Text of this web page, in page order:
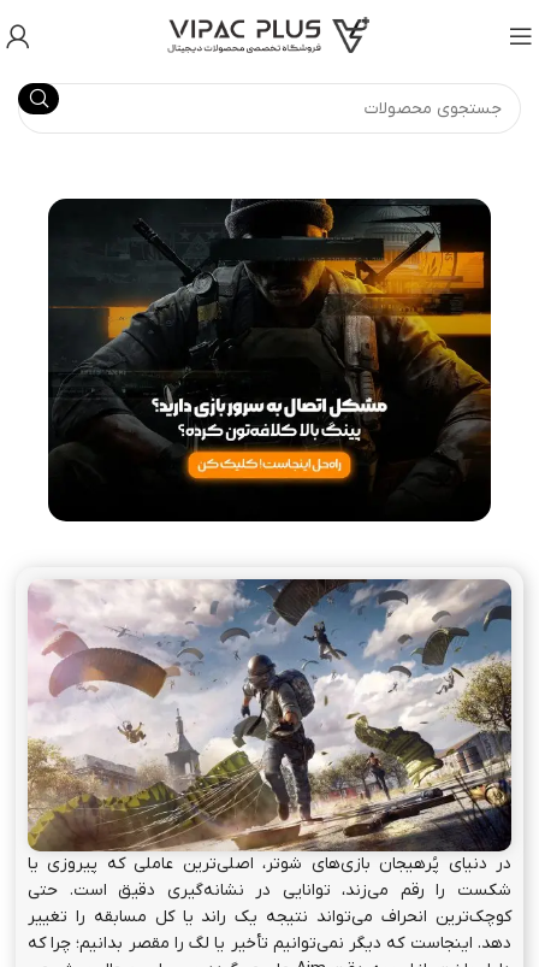
در دنیای پُرهیجان بازی‌های شوتر، اصلی‌ترین عاملی که پیروزی یا
شکست را رقم می‌زند، توانایی در نشانه‌گیری دقیق است. حتی
کوچک‌ترین انحراف می‌تواند نتیجه یک راند یا کل مسابقه را تغییر
دهد. اینجاست که دیگر نمی‌توانیم تأخیر یا لگ را مقصر بدانیم؛ چرا که